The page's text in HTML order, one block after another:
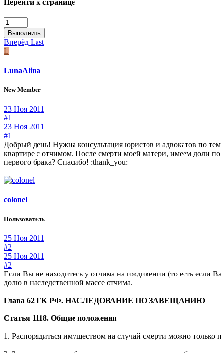
Перейти к странице
Выполнить
Вперёд Last
L
LunaAlina
New Member
23 Ноя 2011
#1
23 Ноя 2011
#1
Добрый день! Нужна консультация юристов и адвокатов по
квартире с отчимом. После смерти моей матери, имеем доли
первого брака? Спасибо! :thank_you:
colonel
Пользователь
25 Ноя 2011
#2
25 Ноя 2011
#2
Если Вы не находитесь у отчима на иждивении (то есть если
долю в наследственной массе отчима.
Глава 62 ГК РФ. НАСЛЕДОВАНИЕ ПО ЗАВЕЩАНИЮ
Статья 1118. Общие положения
1. Распорядиться имуществом на случай смерти можно только